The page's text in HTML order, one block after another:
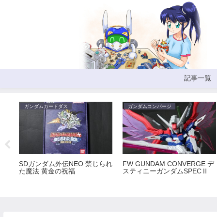
記事一覧
ガンダムカードダス
SDガンダム外伝NEO 禁じられ
た魔法 黄金の祝福
ガンダムコンバージ
FW GUNDAM CONVERGE デ
スティニーガンダムSPECⅡ